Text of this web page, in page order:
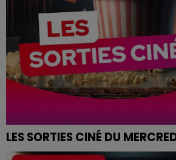
LES SORTIES CINÉ DU
SORTIES CINÉ DU MERCREDI 02